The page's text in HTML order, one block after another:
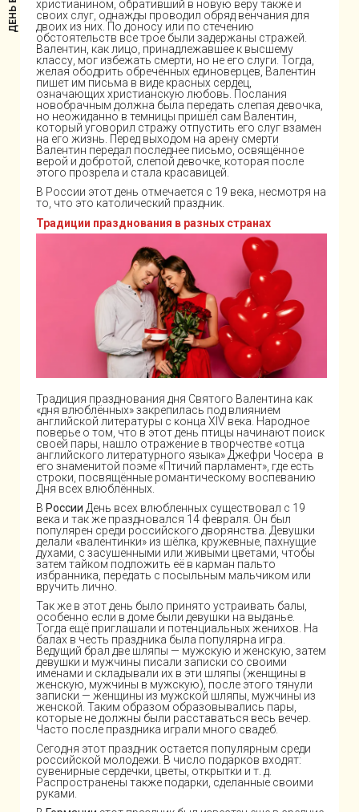
христианином, обративший в новую веру также и
своих слуг, однажды проводил обряд венчания для
двоих из них. По доносу или по стечению
обстоятельств все трое были задержаны стражей.
Валентин, как лицо, принадлежавшее к высшему
классу, мог избежать смерти, но не его слуги. Тогда,
желая ободрить обречённых единоверцев, Валентин
пишет им письма в виде красных сердец,
означающих христианскую любовь. Послания
новобрачным должна была передать слепая девочка,
но неожиданно в темницы пришёл сам Валентин,
который уговорил стражу отпустить его слуг взамен
на его жизнь. Перед выходом на арену смерти
Валентин передал последнее письмо, освящённое
верой и добротой, слепой девочке, которая после
этого прозрела и стала красавицей.
В России этот день отмечается с 19 века, несмотря на
то, что это католический праздник.
Традиции празднования в разных странах
Традиция празднования дня Святого Валентина как
«дня влюблённых» закрепилась под влиянием
английской литературы с конца XIV века. Народное
поверье о том, что в этот день птицы начинают поиск
своей пары, нашло отражение в творчестве «отца
английского литературного языка» Джефри Чосера в
его знаменитой поэме «Птичий парламент», где есть
строки, посвящённые романтическому воспеванию
Дня всех влюблённых.
В России День всех влюбленных существовал с 19
века и так же праздновался 14 февраля. Он был
популярен среди российского дворянства. Девушки
делали «валентинки» из шёлка, кружевные, пахнущие
духами, с засушенными или живыми цветами, чтобы
затем тайком подложить её в карман пальто
избранника, передать с посыльным мальчиком или
вручить лично.
Так же в этот день было принято устраивать балы,
особенно если в доме были девушки на выданье.
Тогда ещё приглашали и потенциальных женихов. На
балах в честь праздника была популярна игра.
Ведущий брал две шляпы — мужскую и женскую, затем
девушки и мужчины писали записки со своими
именами и складывали их в эти шляпы (женщины в
женскую, мужчины в мужскую), после этого тянули
записки — женщины из мужской шляпы, мужчины из
женской. Таким образом образовывались пары,
которые не должны были расставаться весь вечер.
Часто после праздника играли много свадеб.
Сегодня этот праздник остается популярным среди
российской молодежи. В число подарков входят:
сувенирные сердечки, цветы, открытки и т. д.
Распространены также подарки, сделанные своими
руками.